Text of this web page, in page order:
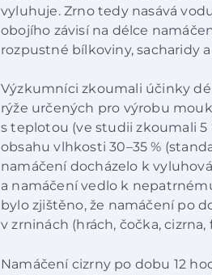
vyluhuje. Zrno tedy nasává
obojího závisí na délce
rozpustné bílkoviny, sacharidy
Výzkumníci zkoumali účinky
rýže určených pro výrobu
s teplotou (ve studii zkoumali 5
obsahu vlhkosti 30–35 %
namáčení docházelo k
a namáčení vedlo k
bylo zjištěno, že namáčení po
v zrninách (hrách, čočka,
Namáčení cizrny po dobu 12